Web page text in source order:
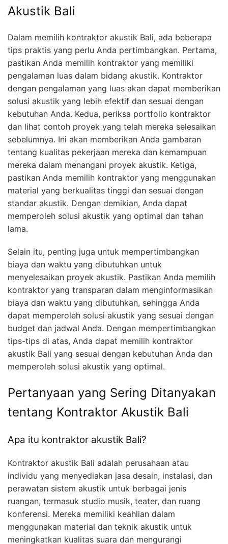
Akustik Bali
Dalam memilih kontraktor akustik Bali, ada beberapa
tips praktis yang perlu Anda pertimbangkan. Pertama,
pastikan Anda memilih kontraktor yang memiliki
pengalaman luas dalam bidang akustik. Kontraktor
dengan pengalaman yang luas akan dapat memberikan
solusi akustik yang lebih efektif dan sesuai dengan
kebutuhan Anda. Kedua, periksa portfolio kontraktor
dan lihat contoh proyek yang telah mereka selesaikan
sebelumnya. Ini akan memberikan Anda gambaran
tentang kualitas pekerjaan mereka dan kemampuan
mereka dalam menangani proyek akustik. Ketiga,
pastikan Anda memilih kontraktor yang menggunakan
material yang berkualitas tinggi dan sesuai dengan
standar akustik. Dengan demikian, Anda dapat
memperoleh solusi akustik yang optimal dan tahan
lama.
Selain itu, penting juga untuk mempertimbangkan
biaya dan waktu yang dibutuhkan untuk
menyelesaikan proyek akustik. Pastikan Anda memilih
kontraktor yang transparan dalam menginformasikan
biaya dan waktu yang dibutuhkan, sehingga Anda
dapat memperoleh solusi akustik yang sesuai dengan
budget dan jadwal Anda. Dengan mempertimbangkan
tips-tips di atas, Anda dapat memilih kontraktor
akustik Bali yang sesuai dengan kebutuhan Anda dan
memperoleh solusi akustik yang optimal.
Pertanyaan yang Sering Ditanyakan
tentang Kontraktor Akustik Bali
Apa itu kontraktor akustik Bali?
Kontraktor akustik Bali adalah perusahaan atau
individu yang menyediakan jasa desain, instalasi, dan
perawatan sistem akustik untuk berbagai jenis
ruangan, termasuk studio musik, teater, dan ruang
konferensi. Mereka memiliki keahlian dalam
menggunakan material dan teknik akustik untuk
meningkatkan kualitas suara dan mengurangi